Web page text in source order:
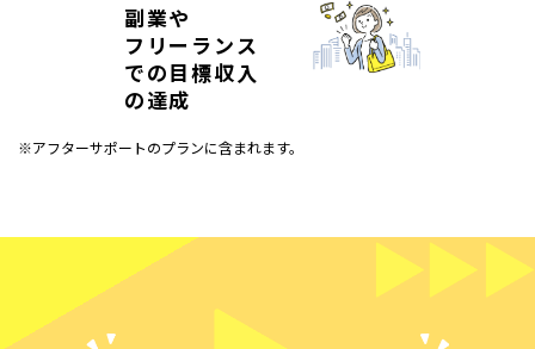
副業や
フリーランス
での目標収入
の達成
※アフターサポートのプランに含まれます。